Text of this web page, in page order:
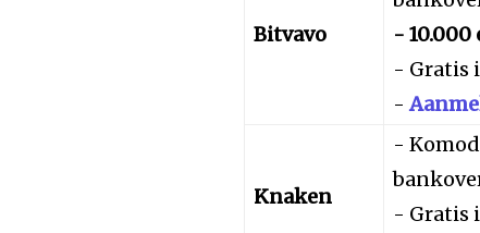
Bitvavo
-
- Gratis
-
Knaken
-
- Gratis